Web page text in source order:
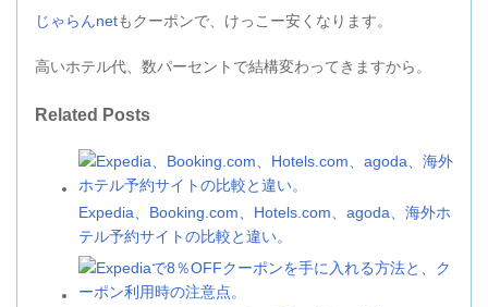
じゃらんnetもクーポンで、けっこー安くなります。
高いホテル代、数パーセントで結構変わってきますから。
Related Posts
Expedia、Booking.com、Hotels.com、agoda、海外ホ
テル予約サイトの比較と違い。